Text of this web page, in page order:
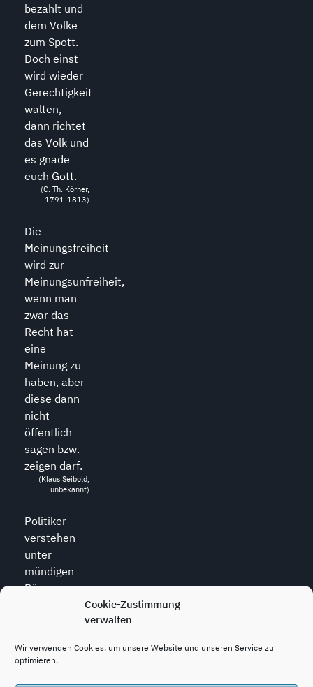
Cookie-Zustimmung
verwalten
Wir verwenden Cookies, um unsere Website und unseren Service zu
optimieren.
bezahlt und
dem Volke
zum Spott.
Doch einst
wird wieder
Gerechtigkeit
walten,
dann richtet
das Volk und
es gnade
euch Gott.
(C. Th. Körner,
1791-1813)
Die
Meinungsfreiheit
wird zur
Meinungsunfreiheit,
wenn man
zwar das
Recht hat
eine
Meinung zu
haben, aber
diese dann
nicht
öffentlich
sagen bzw.
zeigen darf.
(Klaus Seibold,
unbekannt)
Politiker
verstehen
unter
mündigen
Bürgern
halten.